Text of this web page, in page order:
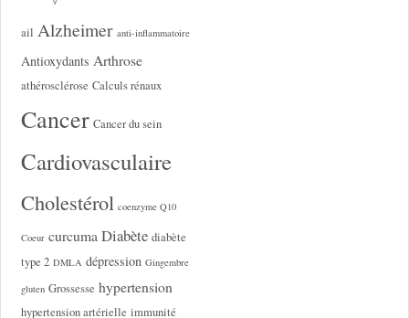
ail Alzheimer anti-inflammatoire
Antioxydants Arthrose
athérosclérose Calculs rénaux
Cancer Cancer du sein
Cardiovasculaire
Cholestérol coenzyme Q10
Coeur curcuma Diabète diabète
type 2 DMLA dépression Gingembre
gluten Grossesse hypertension
hypertension artérielle immunité